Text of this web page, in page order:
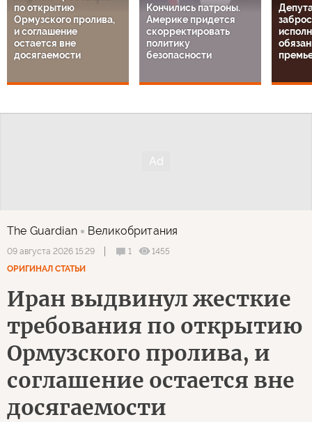
по открытию
Ормузского пролива,
и соглашение
остается вне
досягаемости
Кончились патроны.
Америке придется
скорректировать
политику
безопасности
The Guardian Великобритания
09 августа 2026 15:29 1
1455
ОРИГИНАЛ СТАТЬИ
Иран выдвинул жесткие
требования по открытию
Ормузского пролива, и
соглашение остается вне
досягаемости